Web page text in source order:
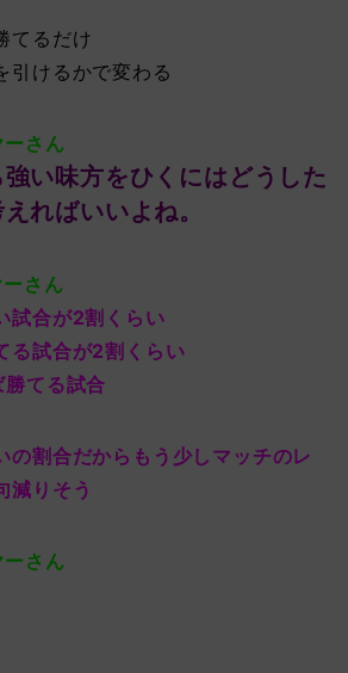
てるだけ
引けるかで変わる
さん
い味方をひくにはどうした
ればいいよね。
さん
試合が2割くらい
る試合が2割くらい
てる試合
の割合だからもう少しマッチのレ
減りそう
さん